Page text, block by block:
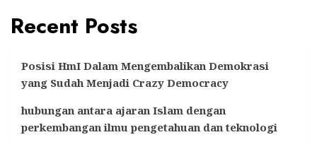
Recent Posts
Posisi HmI Dalam Mengembalikan Demokrasi
yang Sudah Menjadi Crazy Democracy
hubungan antara ajaran Islam dengan
perkembangan ilmu pengetahuan dan teknologi